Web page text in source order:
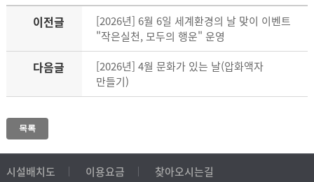
이전글
[2026년] 6월 6일 세계환경의 날 맞이 이벤트
"작은실천, 모두의 행운" 운영
다음글
[2026년] 4월 문화가 있는 날(압화액자
만들기)
목록
시설배치도 이용요금 찾아오시는길